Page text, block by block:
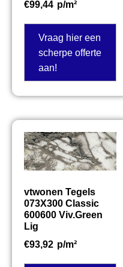
€99,44 p/m²
Vraag hier een
scherpe offerte
aan!
vtwonen Tegels
073X300 Classic
600600 Viv.Green
Lig
€93,92 p/m²